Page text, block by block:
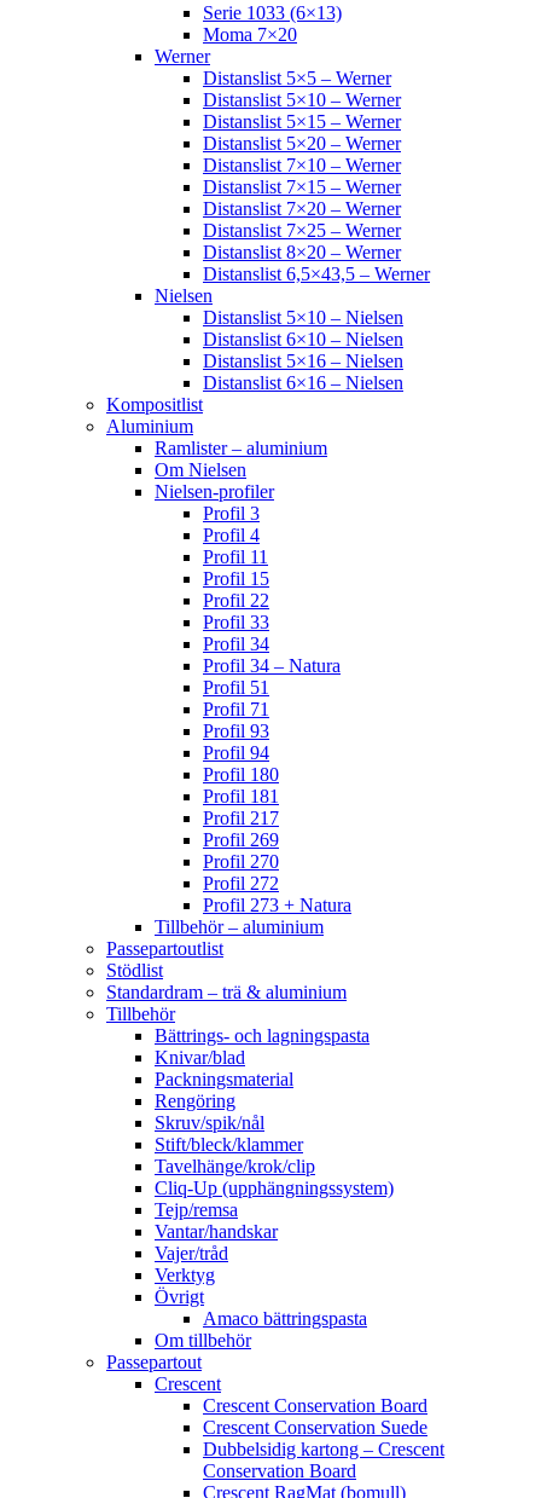
Serie 1033 (6×13)
Moma 7×20
Werner
Distanslist 5×5 – Werner
Distanslist 5×10 – Werner
Distanslist 5×15 – Werner
Distanslist 5×20 – Werner
Distanslist 7×10 – Werner
Distanslist 7×15 – Werner
Distanslist 7×20 – Werner
Distanslist 7×25 – Werner
Distanslist 8×20 – Werner
Distanslist 6,5×43,5 – Werner
Nielsen
Distanslist 5×10 – Nielsen
Distanslist 6×10 – Nielsen
Distanslist 5×16 – Nielsen
Distanslist 6×16 – Nielsen
Kompositlist
Aluminium
Ramlister – aluminium
Om Nielsen
Nielsen-profiler
Profil 3
Profil 4
Profil 11
Profil 15
Profil 22
Profil 33
Profil 34
Profil 34 – Natura
Profil 51
Profil 71
Profil 93
Profil 94
Profil 180
Profil 181
Profil 217
Profil 269
Profil 270
Profil 272
Profil 273 + Natura
Tillbehör – aluminium
Passepartoutlist
Stödlist
Standardram – trä & aluminium
Tillbehör
Bättrings- och lagningspasta
Knivar/blad
Packningsmaterial
Rengöring
Skruv/spik/nål
Stift/bleck/klammer
Tavelhänge/krok/clip
Cliq-Up (upphängningssystem)
Tejp/remsa
Vantar/handskar
Vajer/tråd
Verktyg
Övrigt
Amaco bättringspasta
Om tillbehör
Passepartout
Crescent
Crescent Conservation Board
Crescent Conservation Suede
Dubbelsidig kartong – Crescent
Conservation Board
Crescent RagMat (bomull)